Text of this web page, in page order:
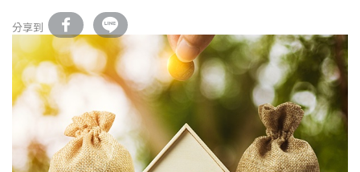
分享到